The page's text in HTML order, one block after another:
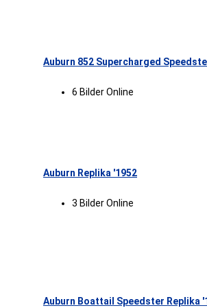
Auburn 852 Supercharged
6 Bilder Online
Auburn Replika '1952
3 Bilder Online
Auburn Boattail Speedster Replika